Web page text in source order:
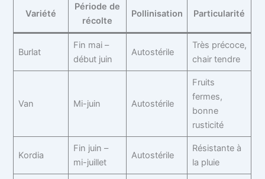
Variété
Période de
récolte
Pollinisation Particularité
Burlat
Fin mai –
début juin
Autostérile
Très précoce,
chair tendre
Van Mi-juin Autostérile
Fruits
fermes,
bonne
rusticité
Kordia
Fin juin –
mi-juillet
Autostérile
Résistante à
la pluie